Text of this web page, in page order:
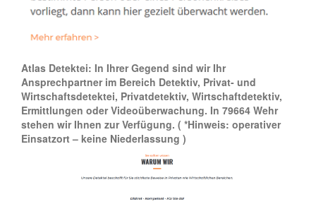
Atlas Detektei: In Ihrer Gegend sind wir Ihr
Ansprechpartner im Bereich Detektiv, Privat- und
Wirtschaftsdetektei, Privatdetektiv, Wirtschaftdetektiv,
Ermittlungen oder Videoüberwachung. In 79664 Wehr
stehen wir Ihnen zur Verfügung. ( *Hinweis: operativer
Einsatzort – keine Niederlassung )